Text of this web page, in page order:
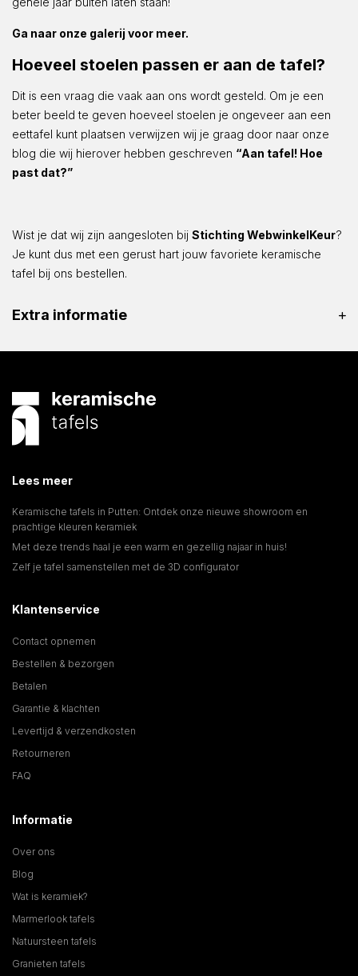
Ga naar onze galerij voor meer.
Hoeveel stoelen passen er aan de tafel?
Dit is een vraag die vaak aan ons wordt gesteld. Om je een
beter beeld te geven hoeveel stoelen je ongeveer aan een
eettafel kunt plaatsen verwijzen wij je graag door naar onze
blog die wij hierover hebben geschreven “Aan tafel! Hoe
past dat?”
Wist je dat wij zijn aangesloten bij Stichting WebwinkelKeur?
Je kunt dus met een gerust hart jouw favoriete keramische
tafel bij ons bestellen.
Extra informatie
Lees meer
Keramische tafels in Putten: Ontdek onze nieuwe showroom en
prachtige kleuren keramiek
Met deze trends haal je een warm en gezellig najaar in huis!
Zelf je tafel samenstellen met de 3D configurator
Klantenservice
Contact opnemen
Bestellen & bezorgen
Betalen
Garantie & klachten
Levertijd & verzendkosten
Retourneren
FAQ
Informatie
Over ons
Blog
Wat is keramiek?
Marmerlook tafels
Natuursteen tafels
Granieten tafels